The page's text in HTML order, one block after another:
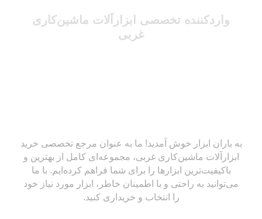
واردکننده تخصصی ابزارآلات ماشین‌کاری
غربی
به باران ابزار خوش آمدید! ما به عنوان مرجع تخصصی خرید
ابزارآلات ماشین‌کاری غربی، مجموعه‌ای کامل از بهترین و
باکیفیت‌ترین ابزارها را برای شما فراهم کرده‌ایم. با ما
می‌توانید به راحتی و با اطمینان خاطر، ابزار مورد نیاز خود
را انتخاب و خریداری کنید.